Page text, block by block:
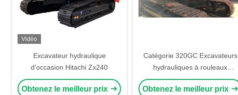
Vidéo
Excavateur hydraulique
d'occasion Hitachi Zx240
Obtenez le meilleur prix
Catégorie 320GC Excavateurs
hydrauliques à rouleaux
d'occasion Excavateur minier
d'occasion
Obtenez le meilleur prix